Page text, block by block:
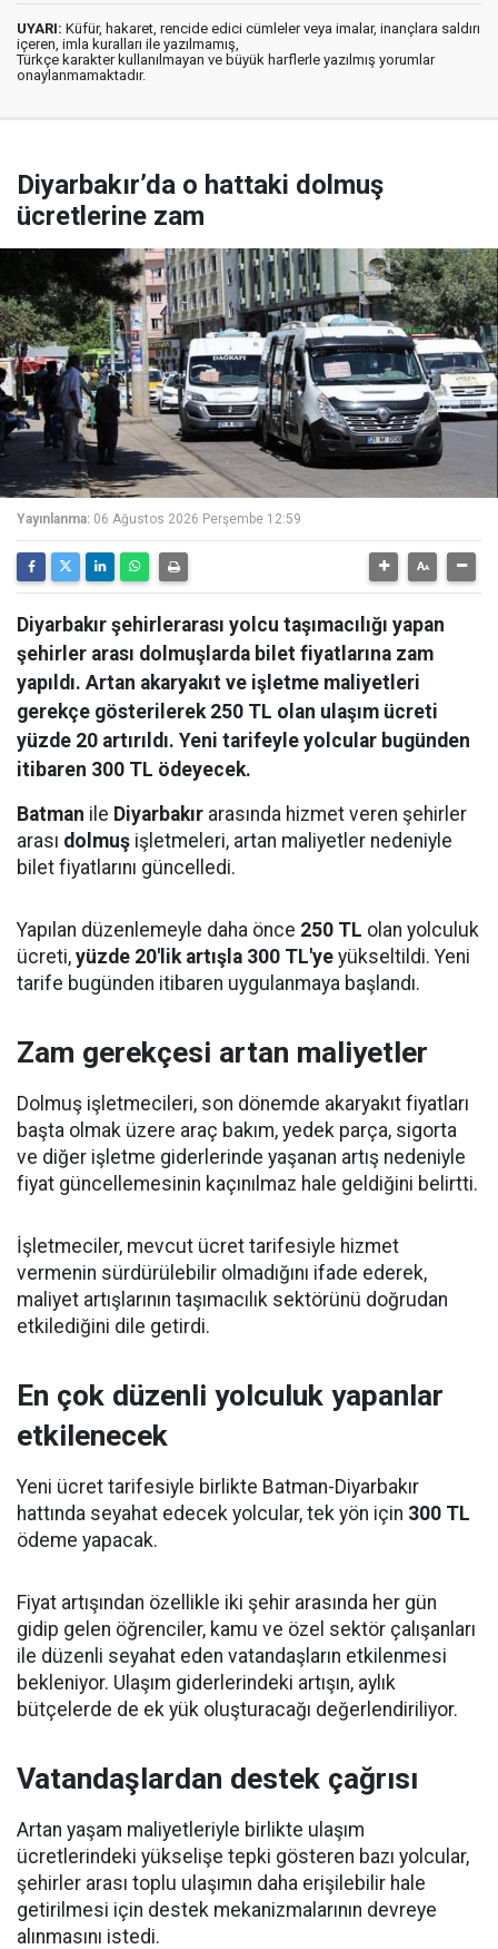
UYARI: Küfür, hakaret, rencide edici cümleler veya imalar, inançlara saldırı
içeren, imla kuralları ile yazılmamış,
Türkçe karakter kullanılmayan ve büyük harflerle yazılmış yorumlar
onaylanmamaktadır.
Diyarbakır’da o hattaki dolmuş
ücretlerine zam
Yayınlanma: 06 Ağustos 2026 Perşembe 12:59
Diyarbakır şehirlerarası yolcu taşımacılığı yapan
şehirler arası dolmuşlarda bilet fiyatlarına zam
yapıldı. Artan akaryakıt ve işletme maliyetleri
gerekçe gösterilerek 250 TL olan ulaşım ücreti
yüzde 20 artırıldı. Yeni tarifeyle yolcular bugünden
itibaren 300 TL ödeyecek.
Batman ile Diyarbakır arasında hizmet veren şehirler
arası dolmuş işletmeleri, artan maliyetler nedeniyle
bilet fiyatlarını güncelledi.
Yapılan düzenlemeyle daha önce 250 TL olan yolculuk
ücreti, yüzde 20'lik artışla 300 TL'ye yükseltildi. Yeni
tarife bugünden itibaren uygulanmaya başlandı.
Zam gerekçesi artan maliyetler
Dolmuş işletmecileri, son dönemde akaryakıt fiyatları
başta olmak üzere araç bakım, yedek parça, sigorta
ve diğer işletme giderlerinde yaşanan artış nedeniyle
fiyat güncellemesinin kaçınılmaz hale geldiğini belirtti.
İşletmeciler, mevcut ücret tarifesiyle hizmet
vermenin sürdürülebilir olmadığını ifade ederek,
maliyet artışlarının taşımacılık sektörünü doğrudan
etkilediğini dile getirdi.
En çok düzenli yolculuk yapanlar
etkilenecek
Yeni ücret tarifesiyle birlikte Batman-Diyarbakır
hattında seyahat edecek yolcular, tek yön için 300 TL
ödeme yapacak.
Fiyat artışından özellikle iki şehir arasında her gün
gidip gelen öğrenciler, kamu ve özel sektör çalışanları
ile düzenli seyahat eden vatandaşların etkilenmesi
bekleniyor. Ulaşım giderlerindeki artışın, aylık
bütçelerde de ek yük oluşturacağı değerlendiriliyor.
Vatandaşlardan destek çağrısı
Artan yaşam maliyetleriyle birlikte ulaşım
ücretlerindeki yükselişe tepki gösteren bazı yolcular,
şehirler arası toplu ulaşımın daha erişilebilir hale
getirilmesi için destek mekanizmalarının devreye
alınmasını istedi.